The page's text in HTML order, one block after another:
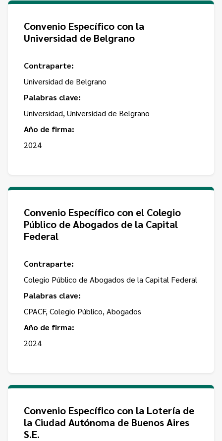
Concursos
Acceso a la información Pública
Pedido de Acceso a la Información online
Tenés Derechos
Plan de Gobierno Abierto en la Justicia
Recursos y Acceso a la Justicia
Programa Educación en Derechos Humanos
Cuento con Derechos
Transparencia
Contacto
Convenio Específico con la
Universidad de Belgrano
Contraparte:
Universidad de Belgrano
Palabras clave:
Universidad, Universidad de Belgrano
Año de firma:
2024
Convenio Específico con el Colegio
Público de Abogados de la Capital
Federal
Contraparte:
Colegio Público de Abogados de la Capital Federal
Palabras clave:
CPACF, Colegio Público, Abogados
Año de firma:
2024
Convenio Específico con la Lotería de
la Ciudad Autónoma de Buenos Aires
S.E.